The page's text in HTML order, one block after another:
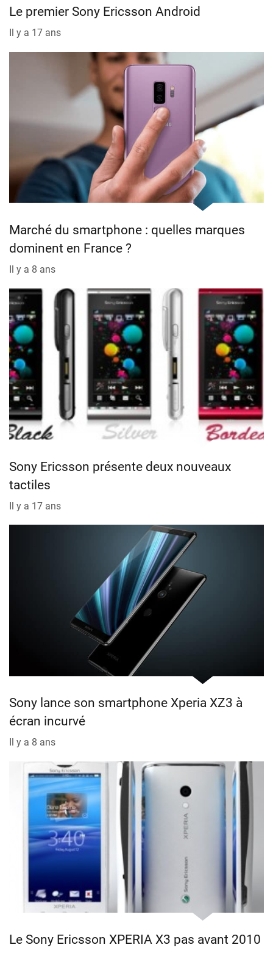
Le premier Sony Ericsson Android
Il y a 17 ans
Marché du smartphone : quelles marques
dominent en France ?
Il y a 8 ans
Sony Ericsson présente deux nouveaux
tactiles
Il y a 17 ans
Sony lance son smartphone Xperia XZ3 à
écran incurvé
Il y a 8 ans
Le Sony Ericsson XPERIA X3 pas avant 2010